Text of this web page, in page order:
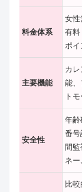
料金体系
女性
有料
ポ
主要機能
カ
能、
ト
安全性
年齢
番号
間監
ネー
比